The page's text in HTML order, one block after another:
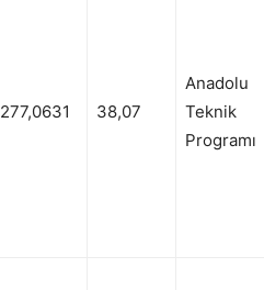
277,0631 38,07
Anadolu
Teknik
Programı